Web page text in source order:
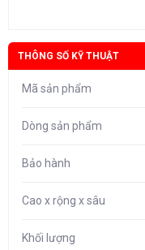
THÔNG SỐ KỸ THUẬT
Mã sản phẩm
Dòng sản phẩm
Bảo hành
Cao x rộng x sâu
Khối lượng